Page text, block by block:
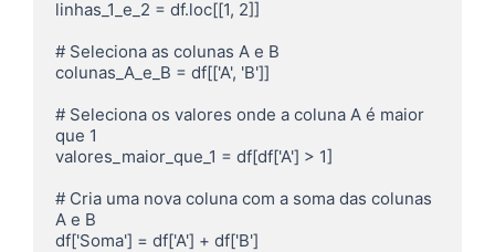
linhas_1_e_2 = df.loc[[1, 2]]
# Seleciona as colunas A e B
colunas_A_e_B = df[['A', 'B']]
# Seleciona os valores onde a coluna A é maior
que 1
valores_maior_que_1 = df[df['A'] > 1]
# Cria uma nova coluna com a soma das colunas
A e B
df['Soma'] = df['A'] + df['B']